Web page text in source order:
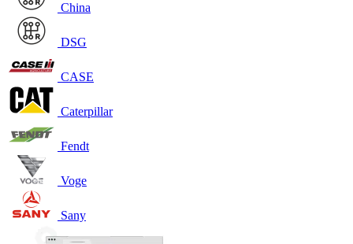
China
DSG
CASE
Caterpillar
Fendt
Voge
Sany